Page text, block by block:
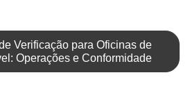
Verificação para Oficinas de
Operações e Conformidade